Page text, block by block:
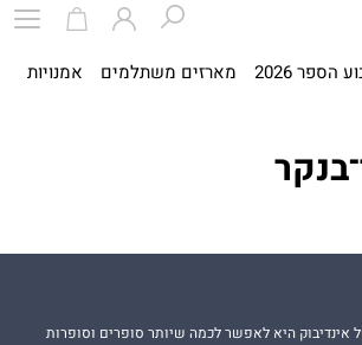
2026 מארזים משתלמים אמנויות
היא לאפשר לכמה שיותר סופרים וסופרות